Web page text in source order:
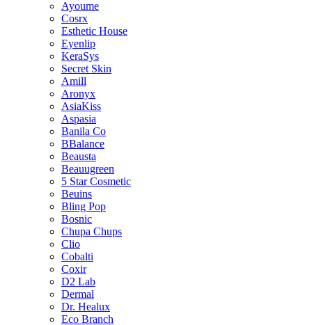
Ayoume
Cosrx
Esthetic House
Eyenlip
KeraSys
Secret Skin
Amill
Aronyx
AsiaKiss
Aspasia
Banila Co
BBalance
Beausta
Beauugreen
5 Star Cosmetic
Beuins
Bling Pop
Bosnic
Chupa Chups
Clio
Cobalti
Coxir
D2 Lab
Dermal
Dr. Healux
Eco Branch